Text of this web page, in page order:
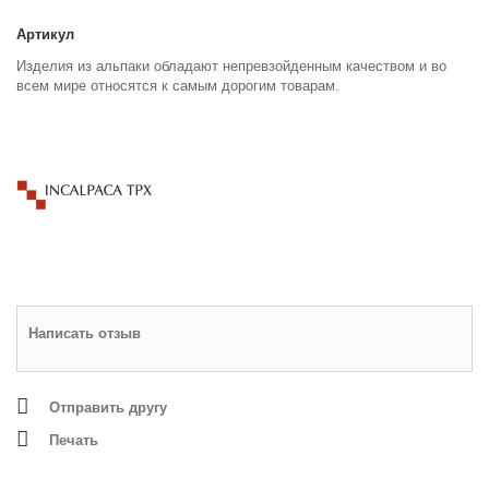
Артикул
Изделия из альпаки обладают непревзойденным качеством и во
всем мире относятся к самым дорогим товарам.
Написать отзыв
Отправить другу
Печать